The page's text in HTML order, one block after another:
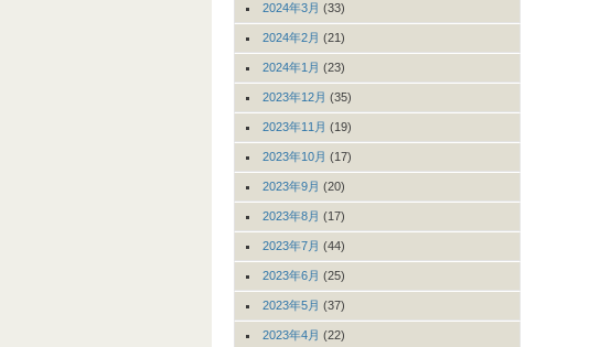
2024年3月 (33)
2024年2月 (21)
2024年1月 (23)
2023年12月 (35)
2023年11月 (19)
2023年10月 (17)
2023年9月 (20)
2023年8月 (17)
2023年7月 (44)
2023年6月 (25)
2023年5月 (37)
2023年4月 (22)